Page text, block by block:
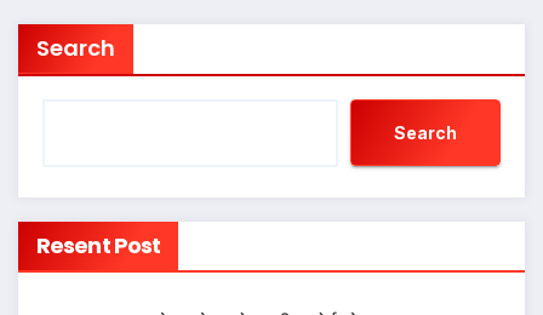
Search
Search
Resent Post